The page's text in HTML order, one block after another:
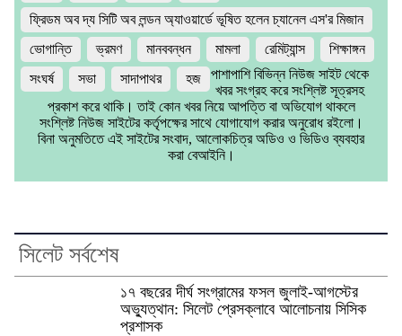
ফ্রিডম অব দ্য সিটি অব লন্ডন অ্যাওয়ার্ডে ভূষিত হলেন চ্যানেল এস'র মিজান
ভোগান্তি
ভ্রমণ মানববন্ধন মামলা রেমিট্যান্স
শিক্ষাঙ্গন
সংঘর্ষ
সভা সাদাপাথর হজ
পাশাপাশি বিভিন্ন নিউজ সাইট থেকে
খবর সংগ্রহ করে সংশ্লিষ্ট সূত্রসহ
প্রকাশ করে থাকি। তাই কোন খবর নিয়ে আপত্তি বা অভিযোগ থাকলে
সংশ্লিষ্ট নিউজ সাইটের কর্তৃপক্ষের সাথে যোগাযোগ করার অনুরোধ রইলো।
বিনা অনুমতিতে এই সাইটের সংবাদ, আলোকচিত্র অডিও ও ভিডিও ব্যবহার
করা বেআইনি।
সিলেট সর্বশেষ
১৭ বছরের দীর্ঘ সংগ্রামের ফসল জুলাই-আগস্টের
অভ্যুত্থান: সিলেট প্রেসক্লাবে আলোচনায় সিসিক
প্রশাসক